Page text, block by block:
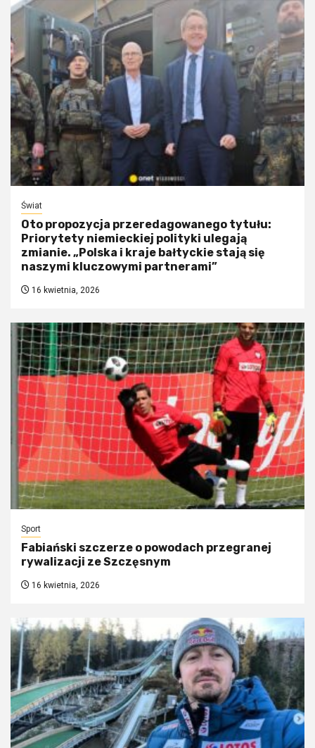
Świat
Oto propozycja przeredagowanego tytułu:
Priorytety niemieckiej polityki ulegają
zmianie. „Polska i kraje bałtyckie stają się
naszymi kluczowymi partnerami”
16 kwietnia, 2026
Sport
Fabiański szczerze o powodach przegranej
rywalizacji ze Szczęsnym
16 kwietnia, 2026